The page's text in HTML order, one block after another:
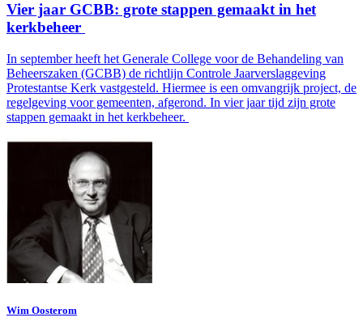
Vier jaar GCBB: grote stappen gemaakt in het
kerkbeheer
In september heeft het Generale College voor de Behandeling van
Beheerszaken (GCBB) de richtlijn Controle Jaarverslaggeving
Protestantse Kerk vastgesteld. Hiermee is een omvangrijk project, de
regelgeving voor gemeenten, afgerond. In vier jaar tijd zijn grote
stappen gemaakt in het kerkbeheer.
Wim Oosterom